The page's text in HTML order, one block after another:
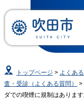
トップページ > よくあ
査・受診（よくある質問）
>
ダでの喫煙に規制はあります